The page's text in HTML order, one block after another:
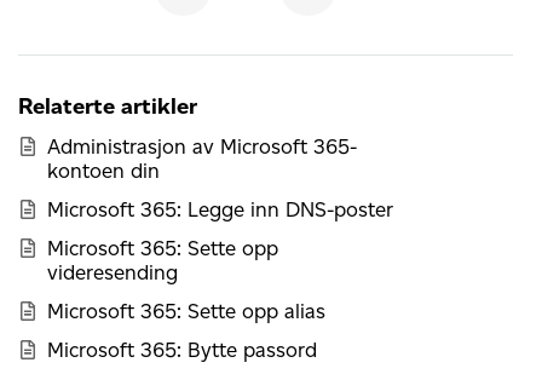
Relaterte artikler
Administrasjon av Microsoft 365-
kontoen din
Microsoft 365: Legge inn DNS-poster
Microsoft 365: Sette opp
videresending
Microsoft 365: Sette opp alias
Microsoft 365: Bytte passord